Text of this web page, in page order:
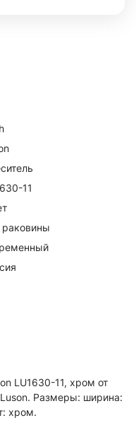
11
раковины
LU1630-11, хром от
Luson. Размеры: ширина:
хром.